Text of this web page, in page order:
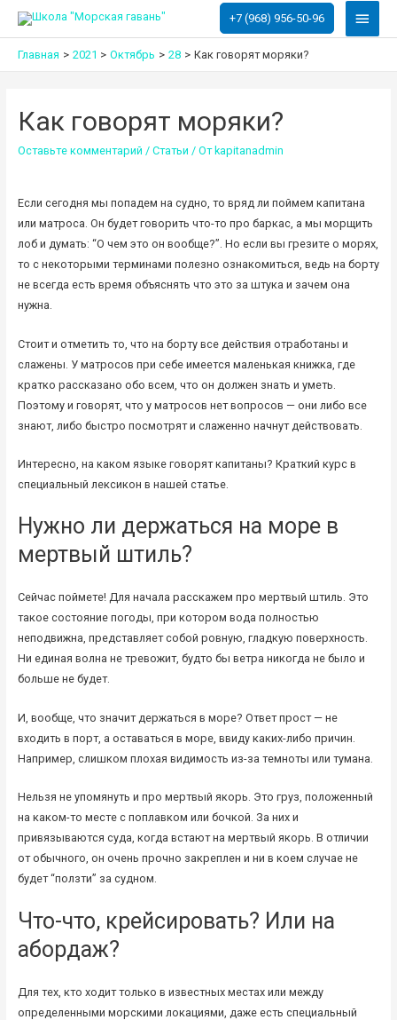
+7 (968) 956-50-96
Главная 2021 Октябрь 28 Как говорят моряки?
Как говорят моряки?
Оставьте комментарий / Статьи / От kapitanadmin
Если сегодня мы попадем на судно, то вряд ли поймем капитана
или матроса. Он будет говорить что-то про баркас, а мы морщить
лоб и думать: “О чем это он вообще?”. Но если вы грезите о морях,
то с некоторыми терминами полезно ознакомиться, ведь на борту
не всегда есть время объяснять что это за штука и зачем она
нужна.
Стоит и отметить то, что на борту все действия отработаны и
слажены. У матросов при себе имеется маленькая книжка, где
кратко рассказано обо всем, что он должен знать и уметь.
Поэтому и говорят, что у матросов нет вопросов — они либо все
знают, либо быстро посмотрят и слаженно начнут действовать.
Интересно, на каком языке говорят капитаны? Краткий курс в
специальный лексикон в нашей статье.
Нужно ли держаться на море в
мертвый штиль?
Сейчас поймете! Для начала расскажем про мертвый штиль. Это
такое состояние погоды, при котором вода полностью
неподвижна, представляет собой ровную, гладкую поверхность.
Ни единая волна не тревожит, будто бы ветра никогда не было и
больше не будет.
И, вообще, что значит держаться в море? Ответ прост — не
входить в порт, а оставаться в море, ввиду каких-либо причин.
Например, слишком плохая видимость из-за темноты или тумана.
Нельзя не упомянуть и про мертвый якорь. Это груз, положенный
на каком-то месте с поплавком или бочкой. За них и
привязываются суда, когда встают на мертвый якорь. В отличии
от обычного, он очень прочно закреплен и ни в коем случае не
будет “ползти” за судном.
Что-что, крейсировать? Или на
абордаж?
Для тех, кто ходит только в известных местах или между
определенными морскими локациями, даже есть специальный